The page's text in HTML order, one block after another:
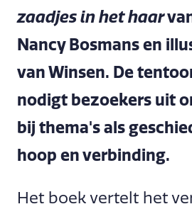
zaadjes in het haar
Nancy Bosmans en
van Winsen. De
nodigt bezoekers uit
bij thema's als
hoop en verbinding.
Het boek vertelt het